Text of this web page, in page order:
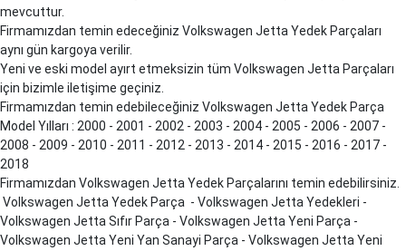
mevcuttur.
Firmamızdan temin edeceğiniz Volkswagen Jetta Yedek Parçaları
aynı gün kargoya verilir.
Yeni ve eski model ayırt etmeksizin tüm Volkswagen Jetta Parçaları
için bizimle iletişime geçiniz.
Firmamızdan temin edebileceğiniz Volkswagen Jetta Yedek Parça
Model Yılları : 2000 - 2001 - 2002 - 2003 - 2004 - 2005 - 2006 - 2007 -
2008 - 2009 - 2010 - 2011 - 2012 - 2013 - 2014 - 2015 - 2016 - 2017 -
2018
Firmamızdan Volkswagen Jetta Yedek Parçalarını temin edebilirsiniz.
Volkswagen Jetta Yedek Parça - Volkswagen Jetta Yedekleri -
Volkswagen Jetta Sıfır Parça - Volkswagen Jetta Yeni Parça -
Volkswagen Jetta Yeni Yan Sanayi Parça - Volkswagen Jetta Yeni